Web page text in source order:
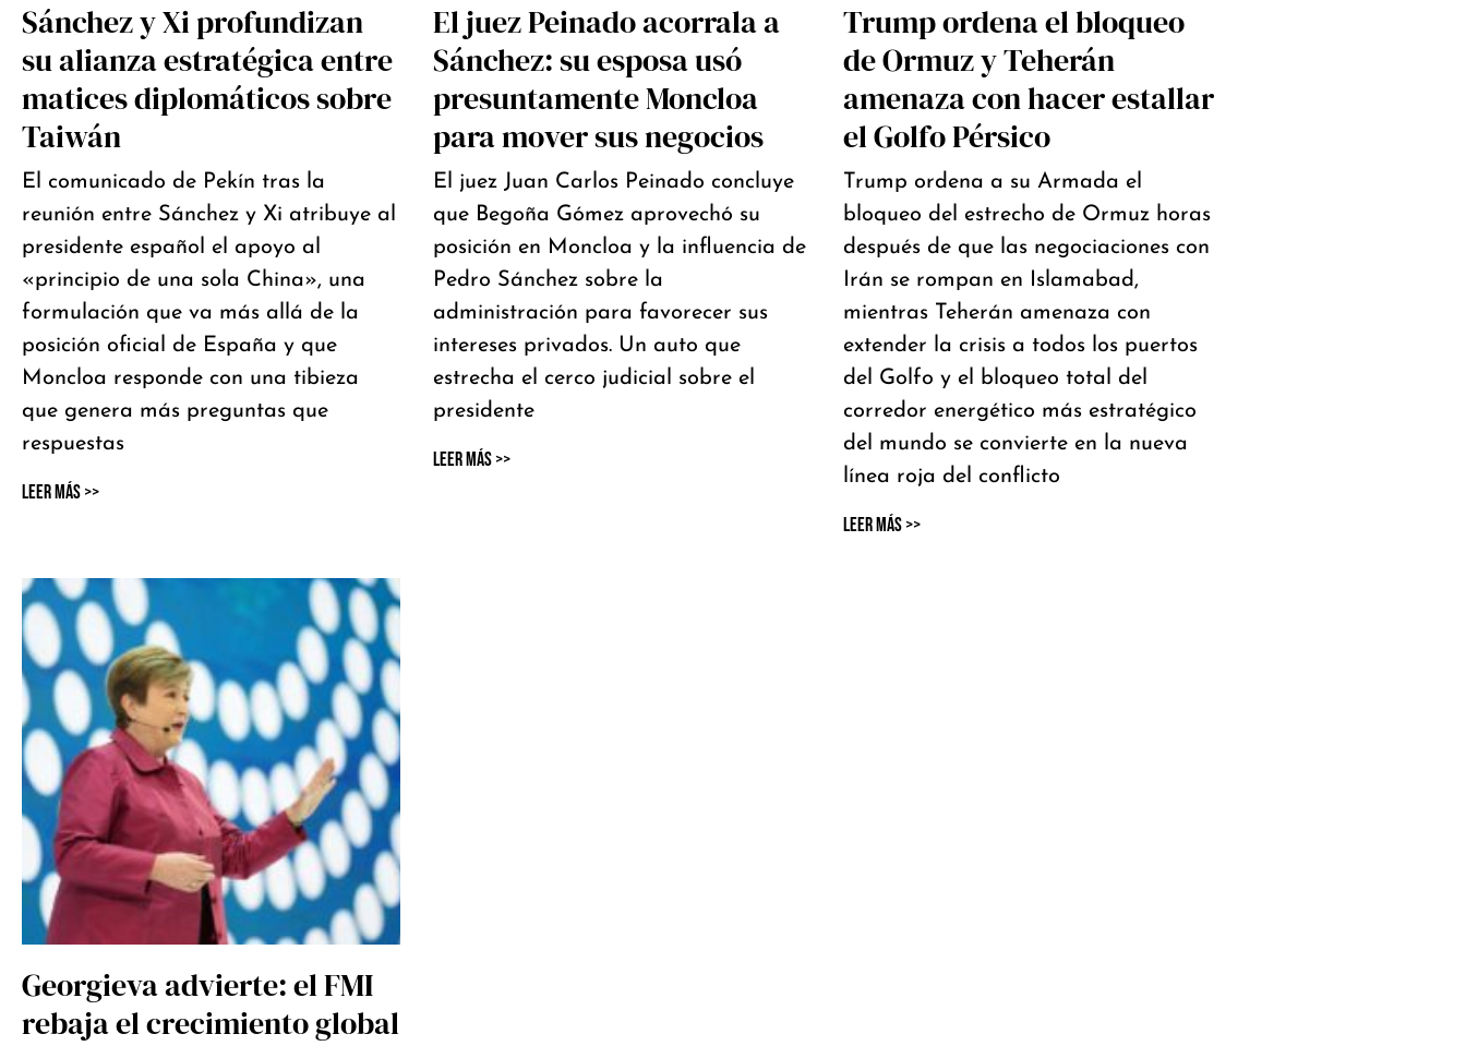
Sánchez y Xi profundizan
su alianza estratégica entre
matices diplomáticos sobre
Taiwán
El comunicado de Pekín tras la
reunión entre Sánchez y Xi atribuye al
presidente español el apoyo al
«principio de una sola China», una
formulación que va más allá de la
posición oficial de España y que
Moncloa responde con una tibieza
que genera más preguntas que
respuestas
Leer Más >>
El juez Peinado acorrala a
Sánchez: su esposa usó
presuntamente Moncloa
para mover sus negocios
El juez Juan Carlos Peinado concluye
que Begoña Gómez aprovechó su
posición en Moncloa y la influencia de
Pedro Sánchez sobre la
administración para favorecer sus
intereses privados. Un auto que
estrecha el cerco judicial sobre el
presidente
Leer Más >>
Trump ordena el bloqueo
de Ormuz y Teherán
amenaza con hacer estallar
el Golfo Pérsico
Trump ordena a su Armada el
bloqueo del estrecho de Ormuz horas
después de que las negociaciones con
Irán se rompan en Islamabad,
mientras Teherán amenaza con
extender la crisis a todos los puertos
del Golfo y el bloqueo total del
corredor energético más estratégico
del mundo se convierte en la nueva
línea roja del conflicto
Leer Más >>
Georgieva advierte: el FMI
rebaja el crecimiento global